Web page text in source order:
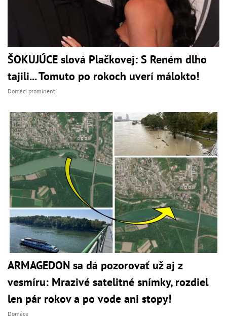
ŠOKUJÚCE slová Plačkovej: S Reném dlho
tajili... Tomuto po rokoch uverí málokto!
Domáci prominenti
ARMAGEDON sa dá pozorovať už aj z
vesmíru: Mrazivé satelitné snímky, rozdiel
len pár rokov a po vode ani stopy!
Domáce